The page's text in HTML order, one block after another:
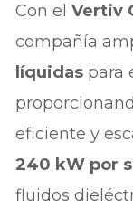
Con elVertiv
compañía
líquidas para
eficiente y
240 kW por
fluidos